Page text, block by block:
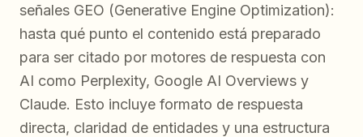
señales GEO (Generative Engine Optimization):
hasta qué punto el contenido está preparado
para ser citado por motores de respuesta con
AI como Perplexity, Google AI Overviews y
Claude. Esto incluye formato de respuesta
directa, claridad de entidades y una estructura